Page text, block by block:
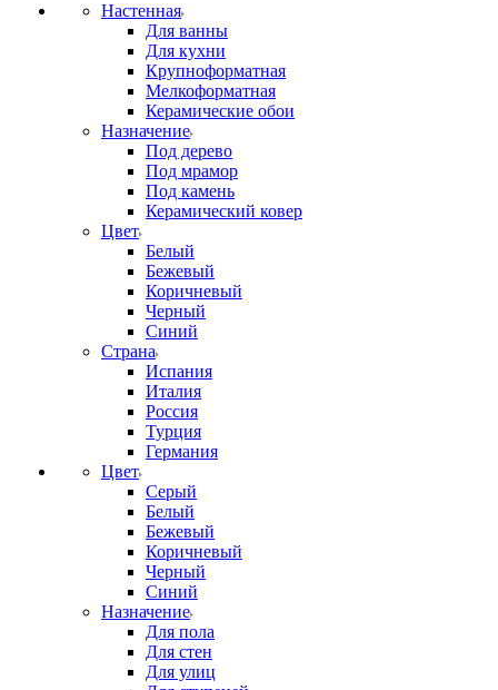
Настенная
Для ванны
Для кухни
Крупноформатная
Мелкоформатная
Керамические обои
Назначение
Под дерево
Под мрамор
Под камень
Керамический ковер
Цвет
Белый
Бежевый
Коричневый
Черный
Синий
Страна
Испания
Италия
Россия
Турция
Германия
Цвет
Серый
Белый
Бежевый
Коричневый
Черный
Синий
Назначение
Для пола
Для стен
Для улиц